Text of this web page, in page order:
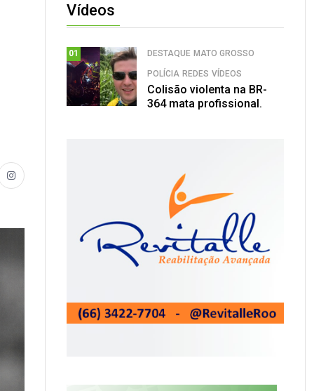
Vídeos
01 DESTAQUE MATO GROSSO
POLÍCIA REDES VÍDEOS
Colisão violenta na BR-
364 mata profissional.